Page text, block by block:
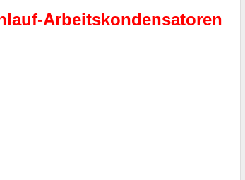
Arbeitskondensatoren